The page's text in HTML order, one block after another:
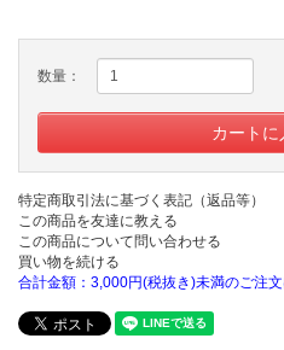
数量：
特定商取引法に基づく表記（返品等）
この商品を友達に教える
この商品について問い合わせる
買い物を続ける
合計金額：3,000円(税抜き)未満のご注